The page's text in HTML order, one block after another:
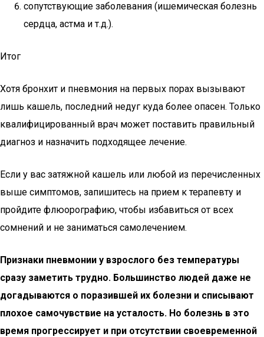
сопутствующие заболевания (ишемическая болезнь
сердца, астма и т.д.).
Итог
Хотя бронхит и пневмония на первых порах вызывают
лишь кашель, последний недуг куда более опасен. Только
квалифицированный врач может поставить правильный
диагноз и назначить подходящее лечение.
Если у вас затяжной кашель или любой из перечисленных
выше симптомов, запишитесь на прием к терапевту и
пройдите флюорографию, чтобы избавиться от всех
сомнений и не заниматься самолечением.
Признаки пневмонии у взрослого без температуры
сразу заметить трудно. Большинство людей даже не
догадываются о поразившей их болезни и списывают
плохое самочувствие на усталость. Но болезнь в это
время прогрессирует и при отсутствии своевременной